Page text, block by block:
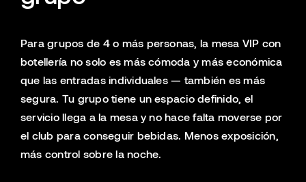
Para grupos de 4 o más personas, la mesa VIP con
botellería no solo es más cómoda y más económica
que las entradas individuales — también es más
segura. Tu grupo tiene un espacio definido, el
servicio llega a la mesa y no hace falta moverse por
el club para conseguir bebidas. Menos exposición,
más control sobre la noche.